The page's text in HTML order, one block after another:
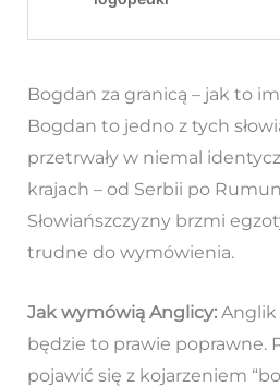
Bogdan za granicą – jak to
Bogdan to jedno z tych
przetrwały w niemal
krajach – od Serbii po
Słowiańszczyzny brzmi
trudne do wymówienia.
Jak wymówią Anglicy:Anglik
będzie to prawie poprawne.
pojawić się z kojarzeniem